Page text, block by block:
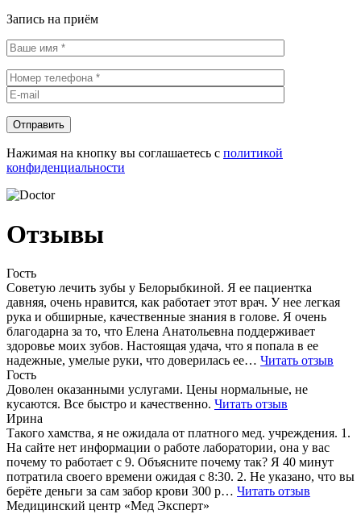
Запись на приём
Нажимая на кнопку вы соглашаетесь с политикой
конфиденциальности
Отзывы
Гость
Советую лечить зубы у Белорыбкиной. Я ее пациентка
давняя, очень нравится, как работает этот врач. У нее легкая
рука и обширные, качественные знания в голове. Я очень
благодарна за то, что Елена Анатольевна поддерживает
здоровье моих зубов. Настоящая удача, что я попала в ее
надежные, умелые руки, что доверилась ее… Читать отзыв
Гость
Доволен оказанными услугами. Цены нормальные, не
кусаются. Все быстро и качественно. Читать отзыв
Ирина
Такого хамства, я не ожидала от платного мед. учреждения. 1.
На сайте нет информации о работе лаборатории, она у вас
почему то работает с 9. Объясните почему так? Я 40 минут
потратила своего времени ожидая с 8:30. 2. Не указано, что вы
берёте деньги за сам забор крови 300 р… Читать отзыв
Медицинский центр «Мед Эксперт»